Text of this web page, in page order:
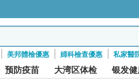
美邦體檢優惠 婦科檢查優惠 私家醫
预防疫苗 大湾区体检 银发